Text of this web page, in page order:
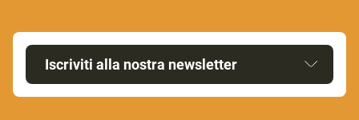
Iscriviti alla nostra newsletter